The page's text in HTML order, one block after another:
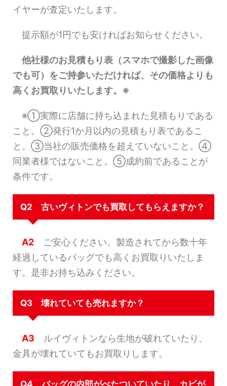
イヤーが査定いたします。
提示額が1円でも安ければお知らせください。
他社様のお見積もり表（スマホで撮影した画像
でも可）をご持参いただければ、その価格よりも
高くお買取りいたします。※
※①実際に店舗に持ち込まれた見積もりである
こと。②発行1か月以内の見積もり表であるこ
と。③当社の販売価格を超えていないこと。④
同業者様ではないこと。⑤成約前であることが
条件です。
Q2 古いヴィトンでも買取してもらえますか？
A2 ご安心ください。製造されてから数十年
経過しているバッグでも高くお買取りいたしま
す。是非お持ち込みください。
Q3 壊れていても売れますか？
A3 ルイヴィトンなら生地が破れていたり、
金具が壊れていてもお買取りします。
Q4 バッグの内部がべたついていたり、カビが